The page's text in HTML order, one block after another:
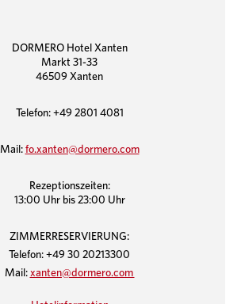
DORMERO Hotel Xanten
Markt 31-33
46509 Xanten
Telefon: +49 2801 4081
Mail: fo.xanten@dormero.com
Rezeptionszeiten:
13:00 Uhr bis 23:00 Uhr
ZIMMERRESERVIERUNG:
Telefon: +49 30 20213300
Mail: xanten@dormero.com